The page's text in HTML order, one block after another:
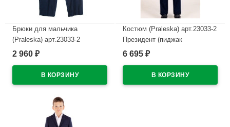
Брюки для мальчика
(Praleska) арт.23033-2
Президент зауженный силуэт
цвет синий
2 960 ₽
Костюм (Praleska) арт.23033-2
Президент (пиджак
классический/брюки
28/122-46/182 цвет синий
6 695 ₽